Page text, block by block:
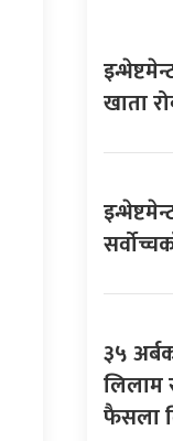
खाता
३५
लिलाम
फैसला